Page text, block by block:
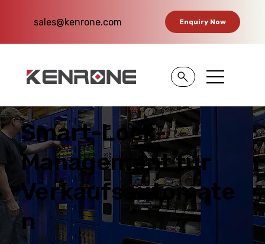
sales@kenrone.com Enquiry Now
Smart-Lock-
Management für
Verkaufsautomate
n